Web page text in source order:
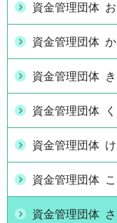
資金管理団体 お
資金管理団体 か
資金管理団体 き
資金管理団体 く
資金管理団体 け
資金管理団体 こ
資金管理団体 さ